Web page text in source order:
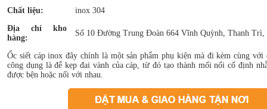
Chất liệu:
inox 304
Địa chỉ kho
hàng:
Số 10 Đường Trung Đoàn 664 Vĩnh Quỳnh, Thanh Trì,
Ốc siết cáp inox đây chính là một sản phẩm phụ kiện mà đi kèm cùng với
công dụng là để kẹp đai vành của cáp, từ đó tạo thành mối nối cố định
được bện hoặc nối với nhau.